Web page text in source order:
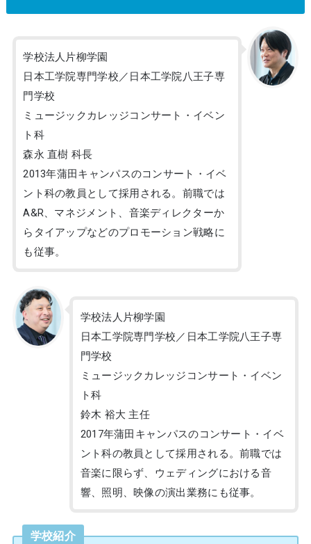
学校法人片柳学園
日本工学院専門学校／日本工学院八王子専
門学校
ミュージックカレッジコンサート・イベン
ト科
森永 直樹 科長
2013年蒲田キャンパスのコンサート・イベ
ント科の教員として採用される。前職では
A&R、マネジメント、音楽ディレクターか
らタイアップなどのプロモーション戦略に
も従事。
学校法人片柳学園
日本工学院専門学校／日本工学院八王子専
門学校
ミュージックカレッジコンサート・イベン
ト科
鈴木 裕大 主任
2017年蒲田キャンパスのコンサート・イベ
ント科の教員として採用される。前職では
音楽に限らず、ウェディングにおける音
響、照明、映像の演出業務にも従事。
学校紹介